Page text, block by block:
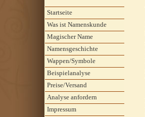
Startseite
Was ist Namenskunde
Magischer Name
Namensgeschichte
Wappen/Symbole
Beispielanalyse
Preise/Versand
Analyse anfordern
Impressum